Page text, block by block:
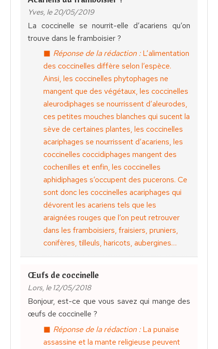
Yves, le 20/05/2019
La coccinelle se nourrit-elle d’acariens qu’on
trouve dans le framboisier ?
Réponse de la rédaction :L’alimentation
des coccinelles diffère selon l’espèce.
Ainsi, les coccinelles phytophages ne
mangent que des végétaux, les coccinelles
aleurodiphages se nourrissent d’aleurodes,
ces petites mouches blanches qui sucent la
sève de certaines plantes, les coccinelles
acariphages se nourrissent d’acariens, les
coccinelles coccidiphages mangent des
cochenilles et enfin, les coccinelles
aphidiphages s’occupent des pucerons. Ce
sont donc les coccinelles acariphages qui
dévorent les acariens tels que les
araignées rouges que l’on peut retrouver
dans les framboisiers, fraisiers, pruniers,
conifères, tilleuls, haricots, aubergines…
Œufs de coccinelle
Lors, le 12/05/2018
Bonjour, est-ce que vous savez qui mange des
œufs de coccinelle ?
Réponse de la rédaction :La punaise
assassine et la mante religieuse peuvent